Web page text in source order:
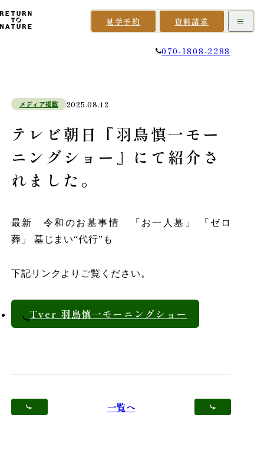
見学予約 資料請求
070-1808-2288
テレビ朝日『羽鳥慎一モー
ニングショー』にて紹介さ
れました。
メディア掲載 2025.08.12
最新 令和のお墓事情 「お一人墓」 「ゼロ
葬」 墓じまい“代行”も
下記リンクよりご覧ください。
Tver 羽鳥慎一モーニングショー
一覧へ